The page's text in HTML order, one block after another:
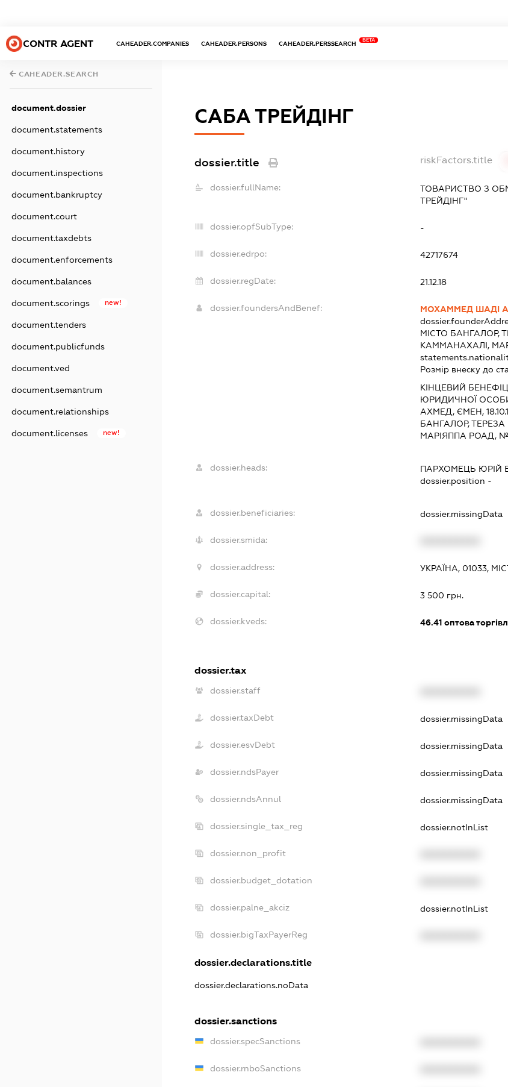
CONTR AGENT CAHEADER.COMPANIES CAHEADER.PERSONS CAHEADER.PERSSEARCH
BETA
CAHEADER.SEARCH
document.dossier
document.statements
document.history
document.inspections
document.bankruptcy
document.court
document.taxdebts
document.enforcements
document.balances
document.scorings new!
document.tenders
document.publicfunds
document.ved
document.semantrum
document.relationships
document.licenses new!
САБА ТРЕЙДІНГ
dossier.title riskFactors.title
dossier.fullName:
ТОВАРИСТВО З
ТРЕЙДІНГ"
dossier.opfSubType: -
dossier.edrpo: 42717674
dossier.regDate: 21.12.18
dossier.foundersAndBenef:
МОХАММЕД ШАДІ
МІСТО БАНГАЛОР,
КАММАНАХАЛІ,
Розмір внеску до
КІНЦЕВИЙ
ЮРИДИЧНОЇ
АХМЕД, ЄМЕН,
БАНГАЛОР,
МАРІЯППА РОАД,
dossier.heads: ПАРХОМЕЦЬ ЮРІЙ
dossier.position -
dossier.beneficiaries: dossier.missingData
dossier.smida:
dossier.address: УКРАЇНА, 01033,
dossier.capital: 3 500 грн.
dossier.kveds: 46.41оптова
dossier.tax
dossier.staff
dossier.taxDebt dossier.missingData
dossier.esvDebt dossier.missingData
dossier.ndsPayer dossier.missingData
dossier.ndsAnnul dossier.missingData
dossier.single_tax_reg dossier.notInList
dossier.non_profit
dossier.budget_dotation
dossier.palne_akciz dossier.notInList
dossier.bigTaxPayerReg
dossier.declarations.title
dossier.declarations.noData
dossier.sanctions
dossier.specSanctions
dossier.rnboSanctions